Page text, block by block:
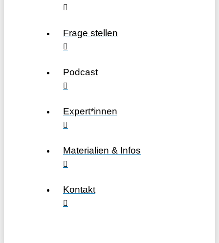
Frage stellen
Podcast
Expert*innen
Materialien & Infos
Kontakt